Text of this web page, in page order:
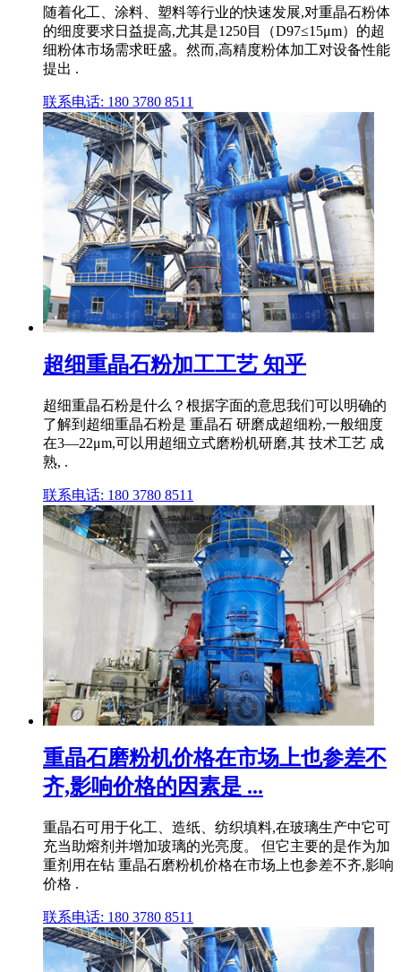
随着化工、涂料、塑料等行业的快速发展,对重晶石粉体
的细度要求日益提高,尤其是1250目（D97≤15μm）的超
细粉体市场需求旺盛。然而,高精度粉体加工对设备性能
提出 .
联系电话: 180 3780 8511
超细重晶石粉加工工艺 知乎
超细重晶石粉是什么？根据字面的意思我们可以明确的
了解到超细重晶石粉是 重晶石 研磨成超细粉,一般细度
在3—22μm,可以用超细立式磨粉机研磨,其 技术工艺 成
熟, .
联系电话: 180 3780 8511
重晶石磨粉机价格在市场上也参差不
齐,影响价格的因素是 ...
重晶石可用于化工、造纸、纺织填料,在玻璃生产中它可
充当助熔剂并增加玻璃的光亮度。 但它主要的是作为加
重剂用在钻 重晶石磨粉机价格在市场上也参差不齐,影响
价格 .
联系电话: 180 3780 8511